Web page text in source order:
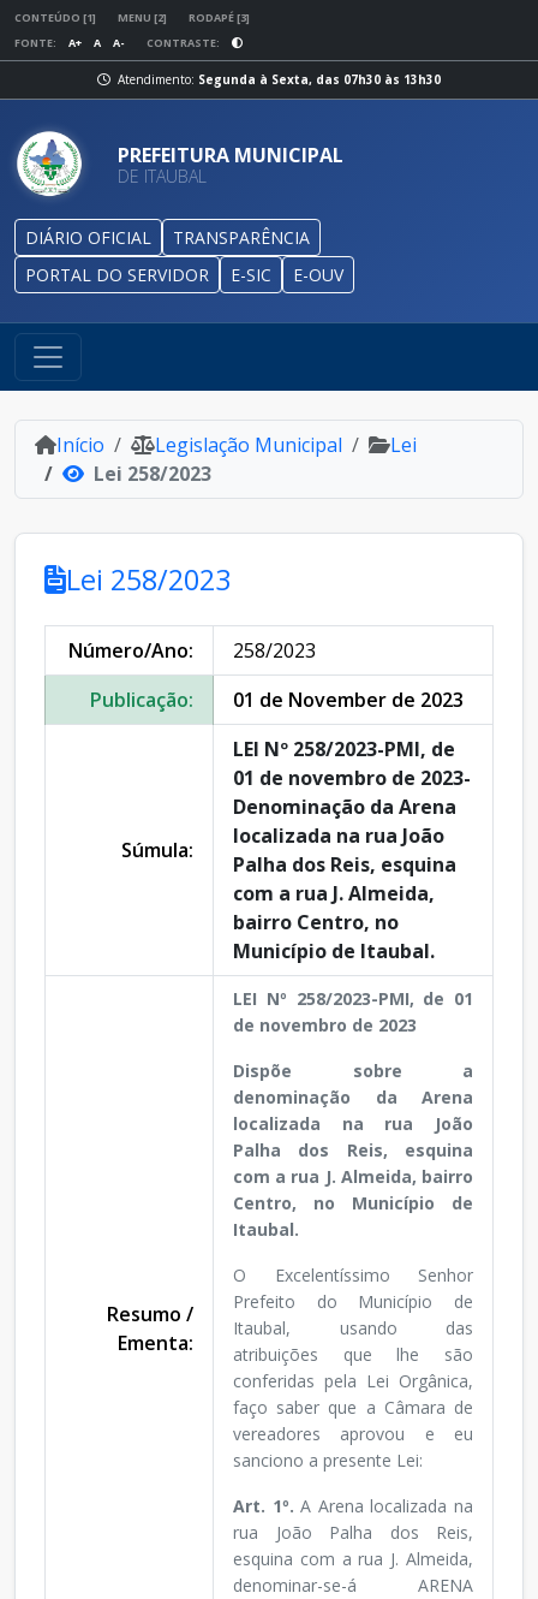
CONTEÚDO [1] MENU [2]
RODAPÉ [3]
FONTE:
A+ A A- CONTRASTE:
Atendimento: Segunda à Sexta, das 07h30 às 13h30
PREFEITURA MUNICIPAL
DE ITAUBAL
DIÁRIO OFICIAL
TRANSPARÊNCIA
PORTAL DO SERVIDOR
E-SIC E-OUV
Início Legislação Municipal
Lei
Lei 258/2023
Lei 258/2023
Número/Ano:
258/2023
Publicação:
01 de November de 2023
Súmula:
LEI Nº 258/2023-PMI, de
01 de novembro de 2023-
Denominação da Arena
localizada na rua João
Palha dos Reis, esquina
com a rua J. Almeida,
bairro Centro, no
Município de Itaubal.
Resumo /
Ementa:
LEI Nº 258/2023-PMI, de 01
de novembro de 2023
Dispõe sobre a
denominação da Arena
localizada na rua João
Palha dos Reis, esquina
com a rua J. Almeida, bairro
Centro, no Município de
Itaubal.
O Excelentíssimo Senhor
Prefeito do Município de
Itaubal, usando das
atribuições que lhe são
conferidas pela Lei Orgânica,
faço saber que a Câmara de
vereadores aprovou e eu
sanciono a presente Lei:
Art. 1º. A Arena localizada na
rua João Palha dos Reis,
esquina com a rua J. Almeida,
denominar-se-á ARENA